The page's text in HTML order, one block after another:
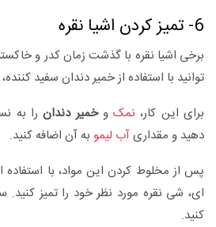
6- تمیز کردن اشیا نقره
برخی اشیا نقره با گذشت زمان کدر و
توانید با استفاده از خمیر دندان سفید کننده،
برای این کار، نمکوخمیر دندانرا به
دهید و مقداریآب لیمو به آن اضافه کنید.
پس از مخلوط کردن این مواد، با استفاده
ای، شی نقره مورد نظر خود را تمیز
کنید.